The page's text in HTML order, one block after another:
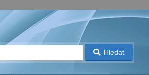
Hledat